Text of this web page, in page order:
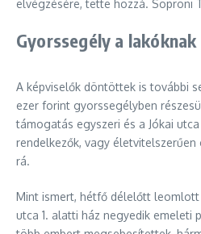
elvégzésére, tette hozzá. Soproni
Gyorssegély a lakóknak
A képviselők döntöttek is további
ezer forint gyorssegélyben
támogatás egyszeri és a Jókai utca
rendelkezők, vagy
rá.
Mint ismert, hétfő délelőtt
utca 1. alatti ház negyedik emeleti